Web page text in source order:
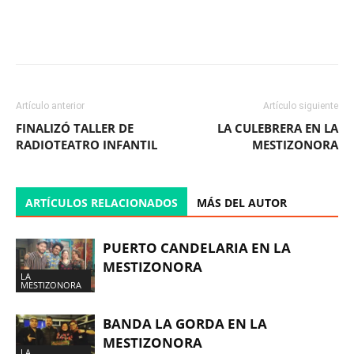
Artículo anterior
FINALIZÓ TALLER DE
RADIOTEATRO INFANTIL
Artículo siguiente
LA CULEBRERA EN LA
MESTIZONORA
ARTÍCULOS RELACIONADOS MÁS DEL AUTOR
LA
MESTIZONORA
PUERTO CANDELARIA EN LA
MESTIZONORA
BANDA LA GORDA EN LA
MESTIZONORA